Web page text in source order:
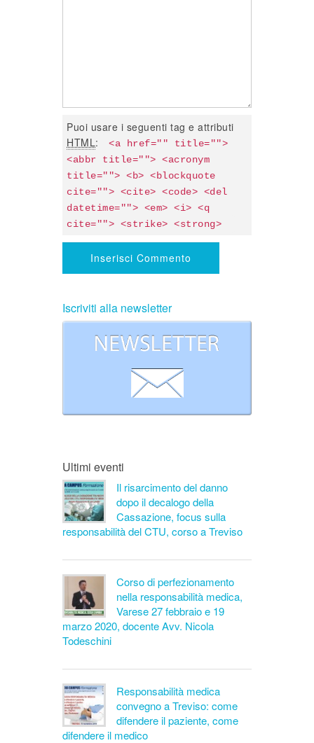
Puoi usare i seguenti tag e attributi
HTML:
<a href="" title="">
<abbr title=""> <acronym
title=""> <b> <blockquote
cite=""> <cite> <code> <del
datetime=""> <em> <i> <q
cite=""> <strike> <strong>
Iscriviti alla newsletter
Ultimi eventi
Il risarcimento del danno
dopo il decalogo della
Cassazione, focus sulla
responsabilità del CTU, corso a Treviso
Corso di perfezionamento
nella responsabilità medica,
Varese 27 febbraio e 19
marzo 2020, docente Avv. Nicola
Todeschini
Responsabilità medica
convegno a Treviso: come
difendere il paziente, come
difendere il medico